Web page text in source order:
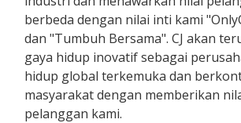
berbeda dengan nilai inti kami
dan "Tumbuh Bersama". CJ akan
gaya hidup inovatif sebagai
hidup global terkemuka dan
masyarakat dengan memberikan
pelanggan kami.